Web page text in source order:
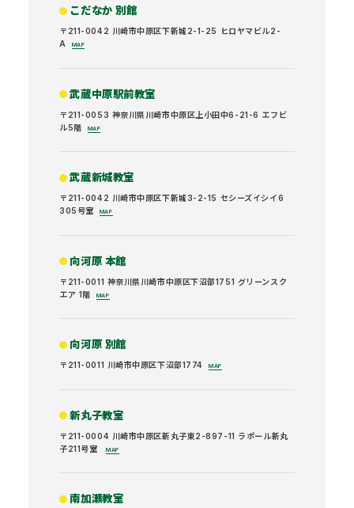
こだなか 別館
〒211-0042 川崎市中原区下新城2-1-25 ヒロヤマビル2-
A
MAP
武蔵中原駅前教室
〒211-0053 神奈川県川崎市中原区上小田中6-21-6 エフビ
ル5階
MAP
武蔵新城教室
〒211-0042 川崎市中原区下新城3-2-15 セシーズイシイ6
305号室
MAP
向河原 本館
〒211-0011 神奈川県川崎市中原区下沼部1751 グリーンスク
エア 1階
MAP
向河原 別館
〒211-0011 川崎市中原区下沼部1774 MAP
新丸子教室
〒211-0004 川崎市中原区新丸子東2-897-11 ラポール新丸
子211号室
MAP
南加瀬教室